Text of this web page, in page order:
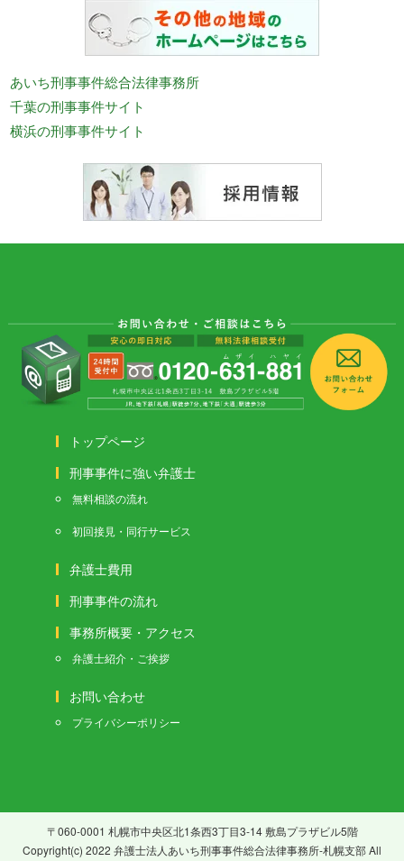
あいち刑事事件総合法律事務所
千葉の刑事事件サイト
横浜の刑事事件サイト
トップページ
刑事事件に強い弁護士
無料相談の流れ
初回接見・同行サービス
弁護士費用
刑事事件の流れ
事務所概要・アクセス
弁護士紹介・ご挨拶
お問い合わせ
プライバシーポリシー
〒060-0001 札幌市中央区北1条西3丁目3-14 敷島プラザビル5階
Copyright(c) 2022 弁護士法人あいち刑事事件総合法律事務所-札幌支部 All